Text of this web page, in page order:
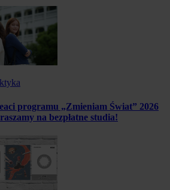
programu „Zmieniam Świat” 2026
na bezpłatne studia!